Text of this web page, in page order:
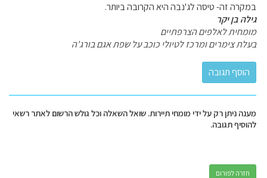
במקרה זה- טיסה לג'נבה היא הקרובה ביותר.
גילה בן יקר
מומחית לאלפים הצרפתיים
בעלת צימרים ומרכז לטיולי כוכב על שפת אגם בורג'ה
מענה ניתן רק על ידי מומחי תיירות. שואל השאלה וכל גולש הרשום לאתר רשאי
להוסיף תגובה.
חזרה לפורום